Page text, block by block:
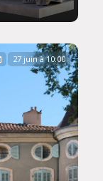
27 juin à 10:00